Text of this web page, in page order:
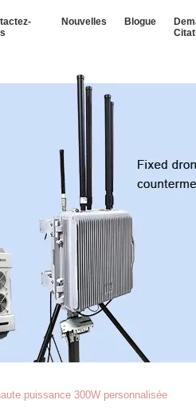
Nouvelles Blogue
puissance 300W personnalisée